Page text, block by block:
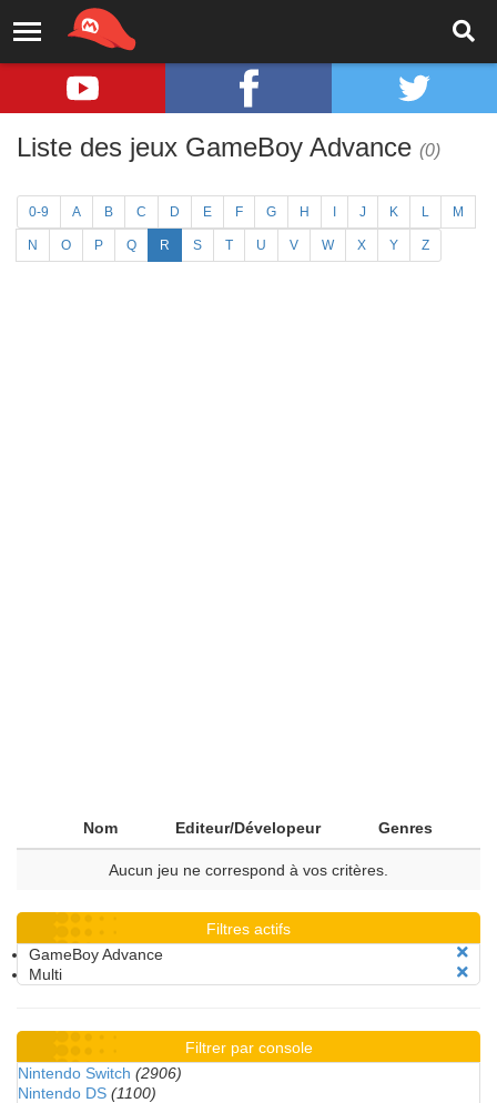
Liste des jeux GameBoy Advance (0)
0-9 A B C D E F G H J K L M
N O P Q R S T U V W X Y Z
Nom Editeur/Dévelopeur Genres
Aucun jeu ne correspond à vos critères.
Filtres actifs
GameBoy Advance
Multi
Filtrer par console
Nintendo Switch (2906)
Nintendo DS (1100)